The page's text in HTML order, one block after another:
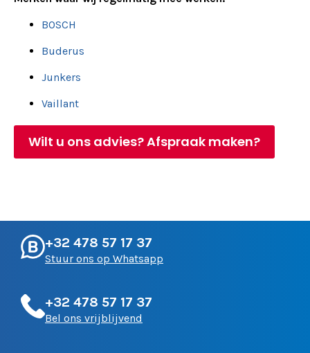
BOSCH
Buderus
Junkers
Vaillant
Wilt u ons advies? Afspraak maken?
+32 478 57 17 37
Stuur ons op Whatsapp
+32 478 57 17 37
Bel ons vrijblijvend